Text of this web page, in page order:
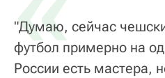
"Думаю, сейчас
футбол примерно на
России есть мастера,